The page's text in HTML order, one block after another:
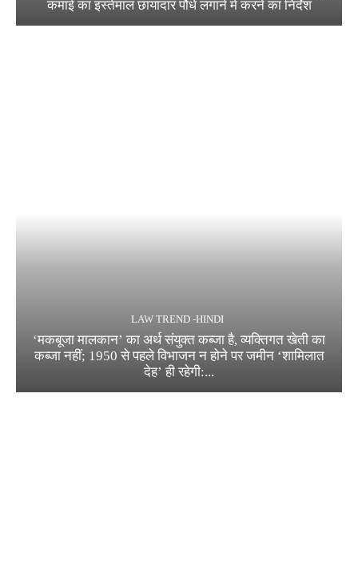
कमाई का इस्तेमाल छायादार पौधे लगाने में करने का निर्देश
LAW TREND -HINDI
‘मकबूजा मालकान’ का अर्थ संयुक्त कब्जा है, व्यक्तिगत खेती का
कब्जा नहीं; 1950 से पहले विभाजन न होने पर जमीन ‘शामिलात
देह’ ही रहेगी:...